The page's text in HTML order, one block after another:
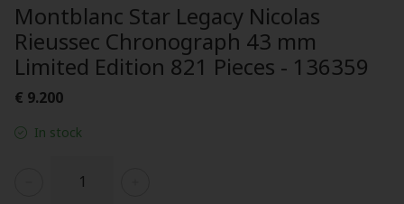
Montblanc Star Legacy Nicolas
Rieussec Chronograph 43 mm
Limited Edition 821 Pieces - 136359
€ 9.200
In stock